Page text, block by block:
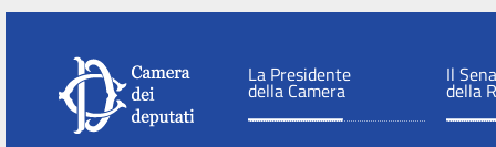
La Presidente
della Camera
Il
della